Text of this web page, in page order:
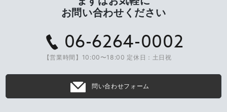
お問い合わせください
06-6264-0002
【営業時間】10:00〜18:00 定休日：土日祝
問い合わせフォーム